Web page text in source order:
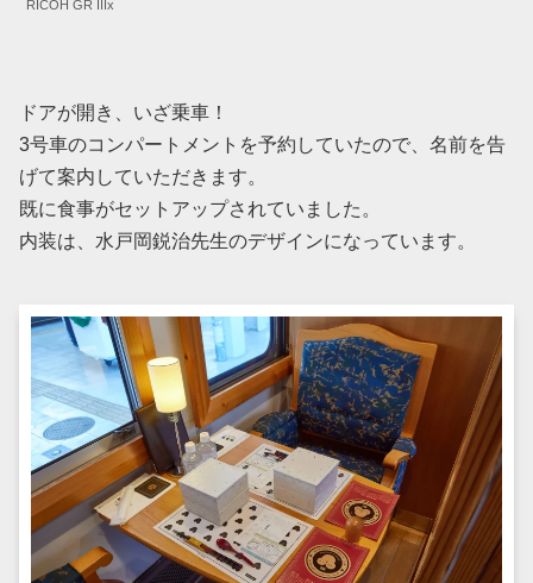
RICOH GR IIIx
ドアが開き、いざ乗車！
3号車のコンパートメントを予約していたので、名前を告
げて案内していただきます。
既に食事がセットアップされていました。
内装は、水戸岡鋭治先生のデザインになっています。